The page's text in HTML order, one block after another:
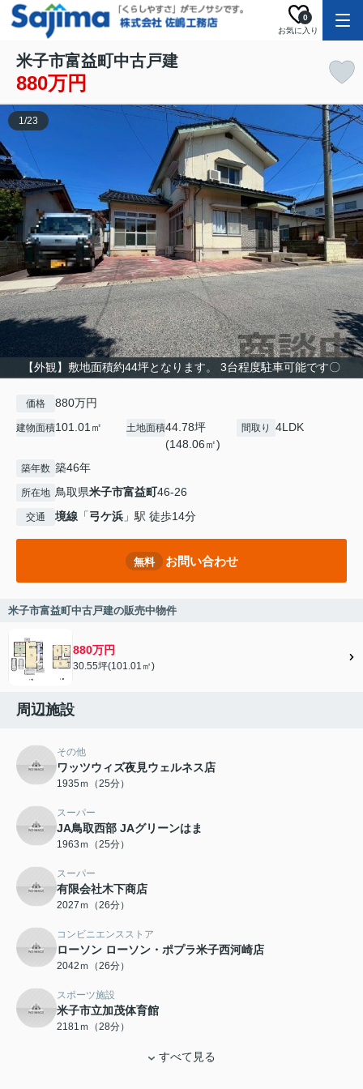
お気に入り
0
米子市富益町中古戸建
880万円
【外観】敷地面積約44坪となります。 3台程度駐車可能です〇
1/23
価格 880万円
建物面積101.01㎡ 土地面積44.78坪
(148.06㎡)
間取り 4LDK
築年数 築46年
所在地 鳥取県米子市富益町46-26
交通 境線 「弓ケ浜 」駅 徒歩14分
無料 お問い合わせ
米子市富益町中古戸建の販売中物件
880万円
30.55坪(101.01㎡)
周辺施設
その他
ワッツウィズ夜見ウェルネス店
1935ｍ（25分）
スーパー
JA鳥取西部 JAグリーンはま
1963ｍ（25分）
スーパー
有限会社木下商店
2027ｍ（26分）
コンビニエンスストア
ローソン ローソン・ポプラ米子西河崎店
2042ｍ（26分）
スポーツ施設
米子市立加茂体育館
2181ｍ（28分）
すべて見る